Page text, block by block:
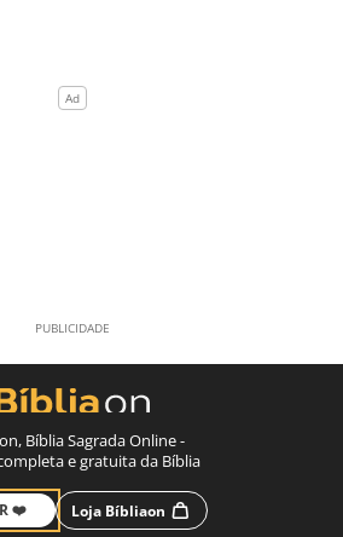
Bíblia Sagrada Online -
e gratuita da Bíblia
❤️ Loja Bíbliaon